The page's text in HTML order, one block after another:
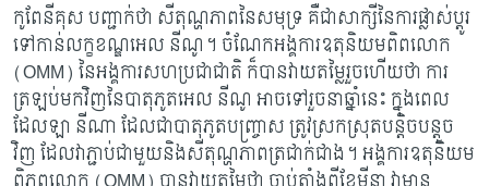
កូពែនីគុស បញ្ជាក់ថា សីតុណ្ហភាពនៃសមុទ្រ គឺជាសាក្សីនៃការផ្លាស់ប្តូរ​
ទៅកាន់លក្ខខណ្ឌ​អេល នីណូ។ ចំណែកអង្គការឧតុនិយមពិពលោក
(OMM) នៃអង្គការសហប្រជាជាតិ ក៏បាន​វាយ​តម្លៃរួចហើយថា ការ
ត្រឡប់មកវិញនៃបាតុភូត​អេល នីណូ អាចទៅរួចនាឆ្នាំនេះ ក្នុងពេល​
ដែល​ឡា នីណា ដែលជាបាតុភូតបញ្ច្រាស ត្រូវស្រកស្រុតបន្តិចបន្តួច
វិញ ដែលវាភ្ជាប់​ជាមួយ​និង​សីតុណ្ហភាពត្រជាក់ជាង។ អង្គការឧតុនិយម